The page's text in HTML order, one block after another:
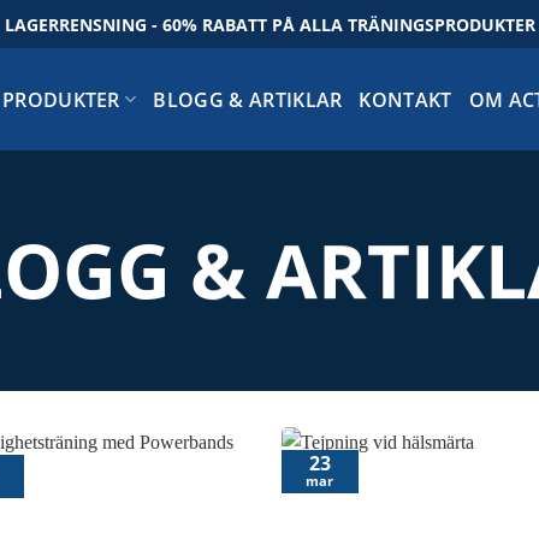
LAGERRENSNING - 60% RABATT PÅ ALLA TRÄNINGSPRODUKTER
PRODUKTER BLOGG & ARTIKLAR KONTAKT OM
&
23
mar